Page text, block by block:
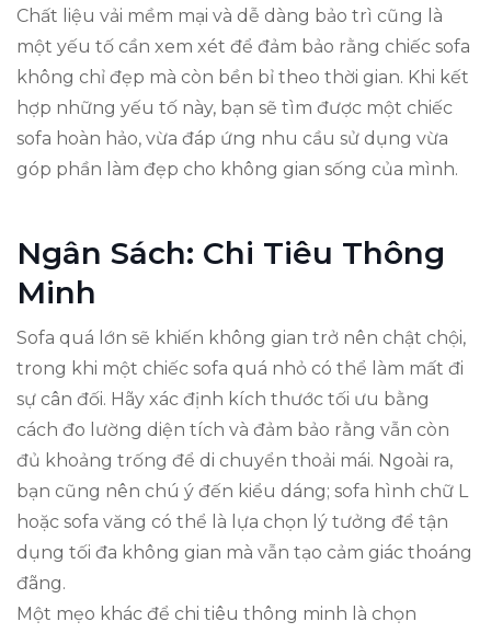
Chất liệu vải mềm mại và dễ dàng bảo trì cũng là
một yếu tố cần xem xét để đảm bảo rằng chiếc sofa
không chỉ đẹp mà còn bền bỉ theo thời gian. Khi kết
hợp những yếu tố này, bạn sẽ tìm được một chiếc
sofa hoàn hảo, vừa đáp ứng nhu cầu sử dụng vừa
góp phần làm đẹp cho không gian sống của mình.
Ngân Sách: Chi Tiêu Thông
Minh
Sofa quá lớn sẽ khiến không gian trở nên chật chội,
trong khi một chiếc sofa quá nhỏ có thể làm mất đi
sự cân đối. Hãy xác định kích thước tối ưu bằng
cách đo lường diện tích và đảm bảo rằng vẫn còn
đủ khoảng trống để di chuyển thoải mái. Ngoài ra,
bạn cũng nên chú ý đến kiểu dáng; sofa hình chữ L
hoặc sofa văng có thể là lựa chọn lý tưởng để tận
dụng tối đa không gian mà vẫn tạo cảm giác thoáng
đãng.
Một mẹo khác để chi tiêu thông minh là chọn